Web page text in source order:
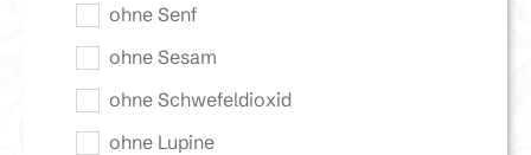
ohne Senf
ohne Sesam
ohne Schwefeldioxid
ohne Lupine